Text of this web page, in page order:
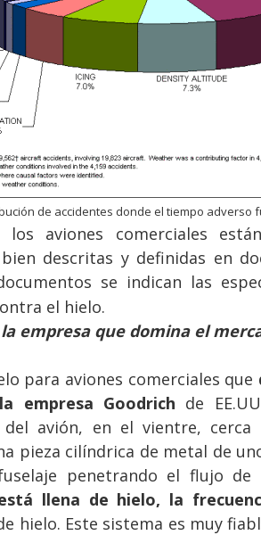
de accidentes donde el tiempo adverso
aviones comerciales
descritas y definidas en
se indican las
el hielo.
la empresa que domina el
para aviones comerciales que
empresa Goodrich de
avión, en el vientre,
pieza cilíndrica de metal de
penetrando el flujo
llena de hielo, la
hielo. Este sistema es muy